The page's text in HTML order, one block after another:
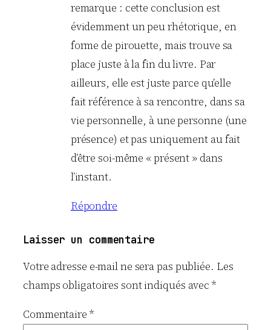
remarque : cette conclusion est
évidemment un peu rhétorique, en
forme de pirouette, mais trouve sa
place juste à la fin du livre. Par
ailleurs, elle est juste parce qu’elle
fait référence à sa rencontre, dans sa
vie personnelle, à une personne (une
présence) et pas uniquement au fait
d’être soi-même « présent » dans
l’instant.
Répondre
Laisser un commentaire
Votre adresse e-mail ne sera pas publiée. Les
champs obligatoires sont indiqués avec*
Commentaire *